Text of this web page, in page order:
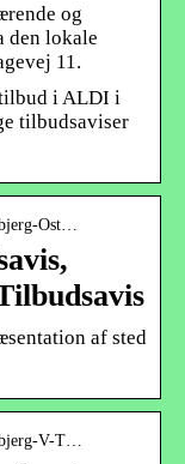
og
den lokale
11.
i ALDI i
tilbudsaviser
Ost…
af sted
V-T…